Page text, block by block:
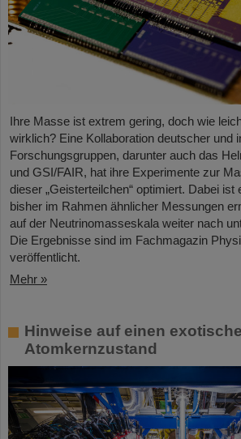
Ihre Masse ist extrem gering, doch wie
wirklich? Eine Kollaboration deutscher und
Forschungsgruppen, darunter auch das
und GSI/FAIR, hat ihre Experimente zur
dieser „Geisterteilchen“ optimiert. Dabei ist
bisher im Rahmen ähnlicher Messungen
auf der Neutrinomasseskala weiter nach
Die Ergebnisse sind im Fachmagazin
veröffentlicht.
Mehr »
Hinweise auf einen
Atomkernzustand